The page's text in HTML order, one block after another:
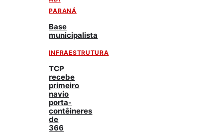
PARANÁ
Base
municipalista
INFRAESTRUTURA
TCP
recebe
primeiro
navio
porta-
contêineres
de
366